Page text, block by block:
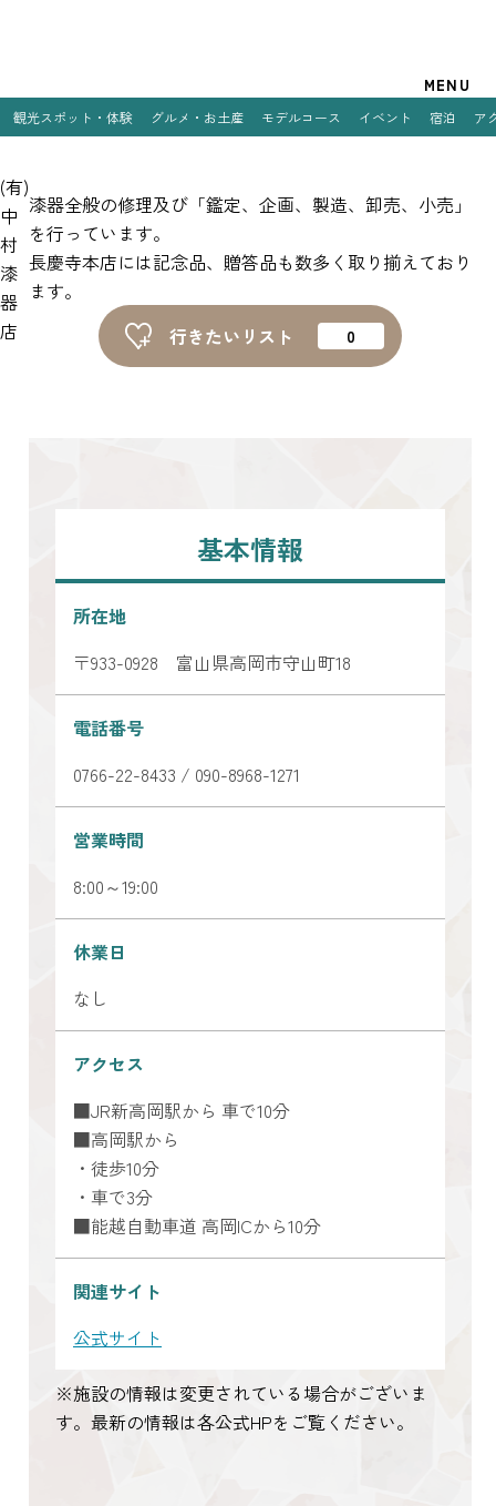
観光スポット・体験 グルメ・お土産 モデルコース イベント 宿泊 ア
(有)
中
村
漆
器
店
漆器全般の修理及び「鑑定、企画、製造、卸売、小売」
を行っています。
長慶寺本店には記念品、贈答品も数多く取り揃えており
ます。
行きたいリスト
基本情報
所在地
〒933-0928 富山県高岡市守山町18
電話番号
0766-22-8433 / 090-8968-1271
営業時間
8:00～19:00
休業日
なし
アクセス
■JR新高岡駅から 車で10分
■高岡駅から
・徒歩10分
・車で3分
■能越自動車道 高岡ICから10分
関連サイト
公式サイト
※施設の情報は変更されている場合がございま
す。最新の情報は各公式HPをご覧ください。
観光スポット・体験
グルメ・お土産
モデルコース
イベント
はじめての高岡
地元ライター記事
お得で便利なサービス
観光ガイド
レンタサイクル
MENU